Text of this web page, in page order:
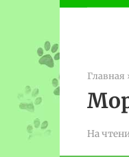
Главная
На